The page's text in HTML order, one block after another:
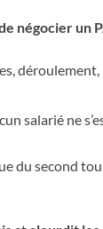
négocier un
salarié ne
du second